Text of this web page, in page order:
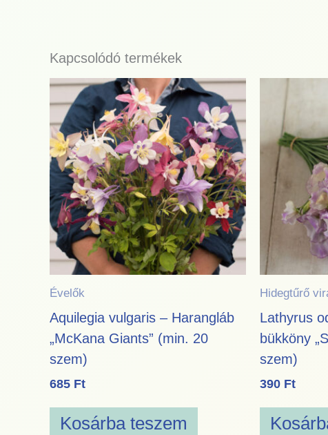
Kapcsolódó termékek
Évelők
Aquilegia vulgaris – Harangláb
„McKana Giants” (min. 20
szem)
685 Ft
Kosárba teszem
Hidegtűrő
Lathyrus
bükköny
szem)
390 Ft